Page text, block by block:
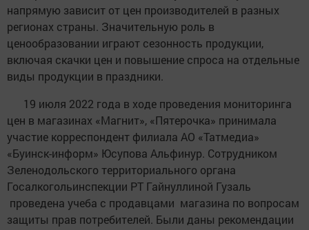
напрямую зависит от цен производителей в разных
регионах страны. Значительную роль в
ценообразовании играют сезонность продукции,
включая скачки цен и повышение спроса на отдельные
виды продукции в праздники.
19 июля 2022 года в ходе проведения мониторинга
цен в магазинах «Магнит», «Пятерочка» принимала
участие корреспондент филиала АО «Татмедиа»
«Буинск-информ» Юсупова Альфинур. Сотрудником
Зеленодольского территориального органа
Госалкогольинспекции РТ Гайнуллиной Гузаль
проведена учеба с продавцами магазина по вопросам
защиты прав потребителей. Были даны рекомендации